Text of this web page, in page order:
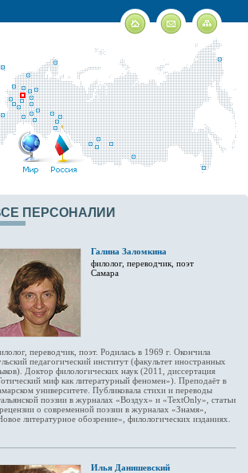
ПЕРСОНАЛИИ
Галина Заломкина
филолог, переводчик, поэт
Самара
переводчик, поэт. Родилась в 1969 г. Окончила
педагогический институт (факультет иностранных
Доктор филологических наук (2011, диссертация
миф как литературный феномен»). Преподаёт в
университете. Публиковала стихи и переводы
поэзии в журналах «Воздух» и «TextOnly», статьи
о современной поэзии в журналах «Знамя»,
литературное обозрение», филологических изданиях.
Илья Данишевский